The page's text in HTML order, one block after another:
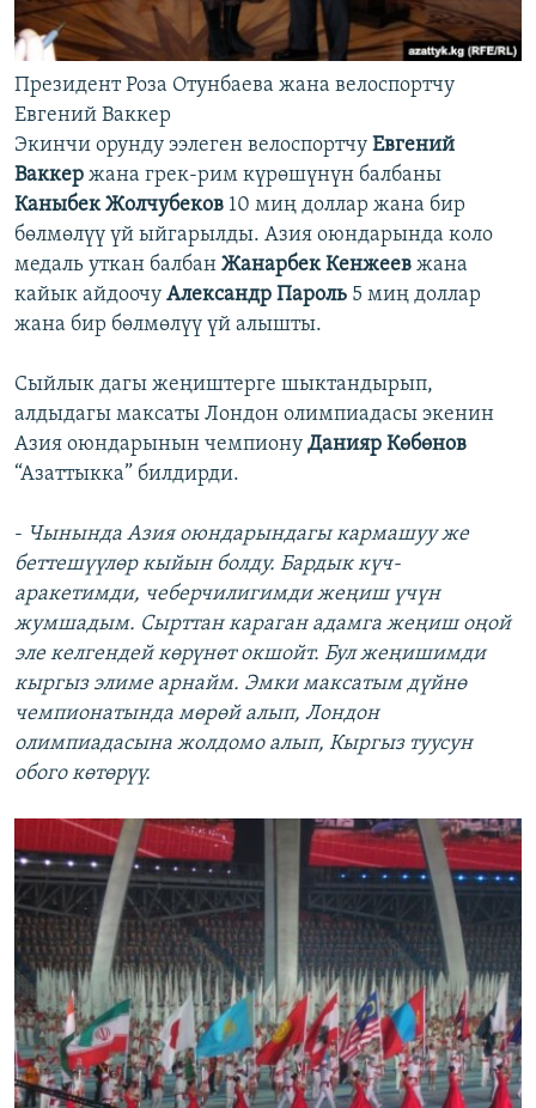
Президент Роза Отунбаева жана велоспортчу
Евгений Ваккер
Экинчи орунду ээлеген велоспортчу Евгений
Ваккер жана грек-рим күрөшүнүн балбаны
Каныбек Жолчубеков 10 миң доллар жана бир
бөлмөлүү үй ыйгарылды. Азия оюндарында коло
медаль уткан балбан Жанарбек Кенжеев жана
кайык айдоочу Александр Пароль 5 миң доллар
жана бир бөлмөлүү үй алышты.
Сыйлык дагы жеңиштерге шыктандырып,
алдыдагы максаты Лондон олимпиадасы экенин
Азия оюндарынын чемпиону Данияр Көбөнов
“Азаттыкка” билдирди.
- Чынында Азия оюндарындагы кармашуу же
беттешүүлөр кыйын болду. Бардык күч-
аракетимди, чеберчилигимди жеңиш үчүн
жумшадым. Сырттан караган адамга жеңиш оңой
эле келгендей көрүнөт окшойт. Бул жеңишимди
кыргыз элиме арнайм. Эмки максатым дүйнө
чемпионатында мөрөй алып, Лондон
олимпиадасына жолдомо алып, Кыргыз туусун
обого көтөрүү.